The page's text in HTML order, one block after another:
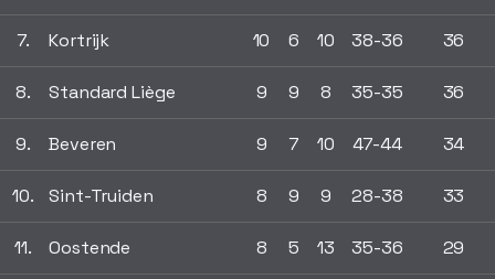
7. Kortrijk 10 6 10 38-36 36
8. Standard Liège 9 9 8 35-35 36
9. Beveren 9 7 10 47-44 34
10. Sint-Truiden 8 9 9 28-38 33
11. Oostende 8 5 13 35-36 29